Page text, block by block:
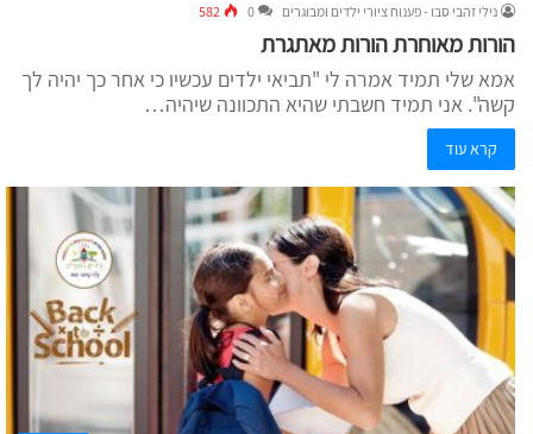
נילי זהבי סבו - פענוח ציורי ילדים ומבוגרים 0
582
הורות מאוחרת הורות מאתגרת
אמא שלי תמיד אמרה לי "תביאי ילדים עכשיו כי אחר כך יהיה לך
קשה". אני תמיד חשבתי שהיא התכוונה שיהיה…
קרא עוד